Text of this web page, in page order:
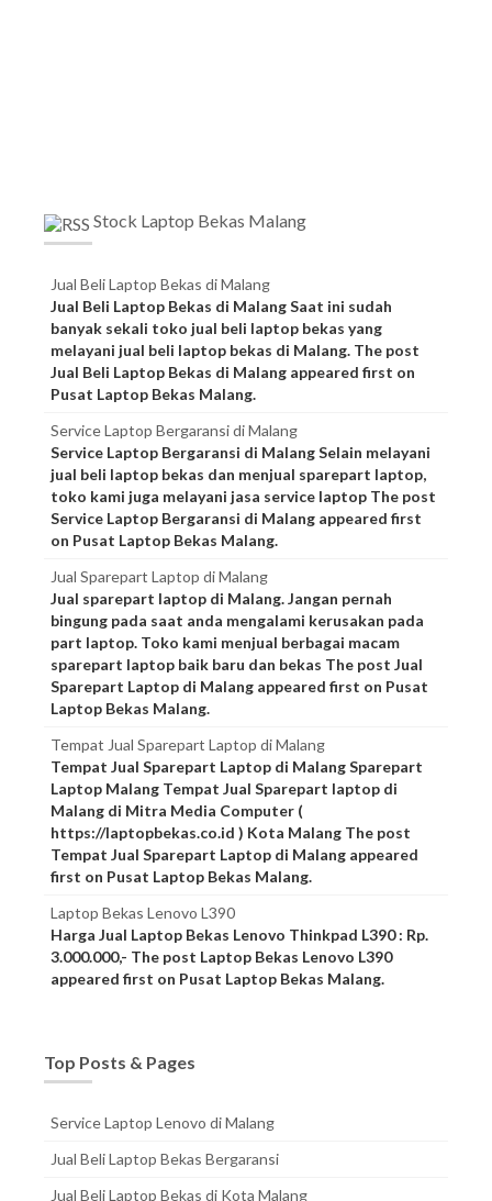
Stock Laptop Bekas Malang
Jual Beli Laptop Bekas di Malang
Jual Beli Laptop Bekas di Malang Saat ini sudah
banyak sekali toko jual beli laptop bekas yang
melayani jual beli laptop bekas di Malang. The post
Jual Beli Laptop Bekas di Malang appeared first on
Pusat Laptop Bekas Malang.
Service Laptop Bergaransi di Malang
Service Laptop Bergaransi di Malang Selain melayani
jual beli laptop bekas dan menjual sparepart laptop,
toko kami juga melayani jasa service laptop The post
Service Laptop Bergaransi di Malang appeared first
on Pusat Laptop Bekas Malang.
Jual Sparepart Laptop di Malang
Jual sparepart laptop di Malang. Jangan pernah
bingung pada saat anda mengalami kerusakan pada
part laptop. Toko kami menjual berbagai macam
sparepart laptop baik baru dan bekas The post Jual
Sparepart Laptop di Malang appeared first on Pusat
Laptop Bekas Malang.
Tempat Jual Sparepart Laptop di Malang
Tempat Jual Sparepart Laptop di Malang Sparepart
Laptop Malang Tempat Jual Sparepart laptop di
Malang di Mitra Media Computer (
https://laptopbekas.co.id ) Kota Malang The post
Tempat Jual Sparepart Laptop di Malang appeared
first on Pusat Laptop Bekas Malang.
Laptop Bekas Lenovo L390
Harga Jual Laptop Bekas Lenovo Thinkpad L390 : Rp.
3.000.000,- The post Laptop Bekas Lenovo L390
appeared first on Pusat Laptop Bekas Malang.
Top Posts & Pages
Service Laptop Lenovo di Malang
Jual Beli Laptop Bekas Bergaransi
Jual Beli Laptop Bekas di Kota Malang